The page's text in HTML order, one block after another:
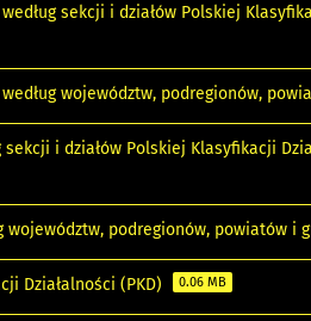
sekcji i działów Polskiej
województw, podregionów,
i działów Polskiej Klasyfikacji
województw, podregionów, powiatów i
Działalności (PKD) 0.06 MB